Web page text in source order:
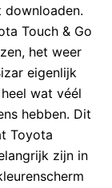
downloaden.
Touch & Go
het weer
eigenlijk
wat véél
hebben. Dit
Toyota
zijn in